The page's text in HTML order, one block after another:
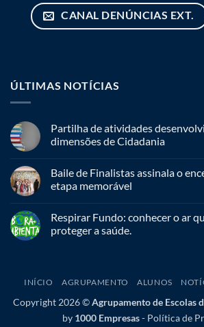
CANAL DENÚNCIAS EXT.
ÚLTIMAS NOTÍCIAS
Partilha de atividades
dimensões de Cidadania
Baile de Finalistas assinala o
etapa memorável
Respirar Fundo: conhecer o ar
proteger a saúde.
INÍCIO AGRUPAMENTO ALUNOS
Copyright 2026 ©Agrupamento de Escolas
by 1000 Empresas- Política de